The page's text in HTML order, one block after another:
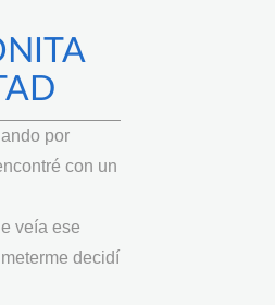
por
con un
veía ese
decidí